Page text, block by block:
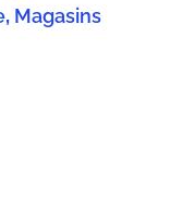
, Magasins